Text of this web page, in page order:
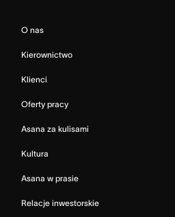
O nas
Kierownictwo
Klienci
Oferty pracy
Asana za kulisami
Kultura
Asana w prasie
Relacje inwestorskie